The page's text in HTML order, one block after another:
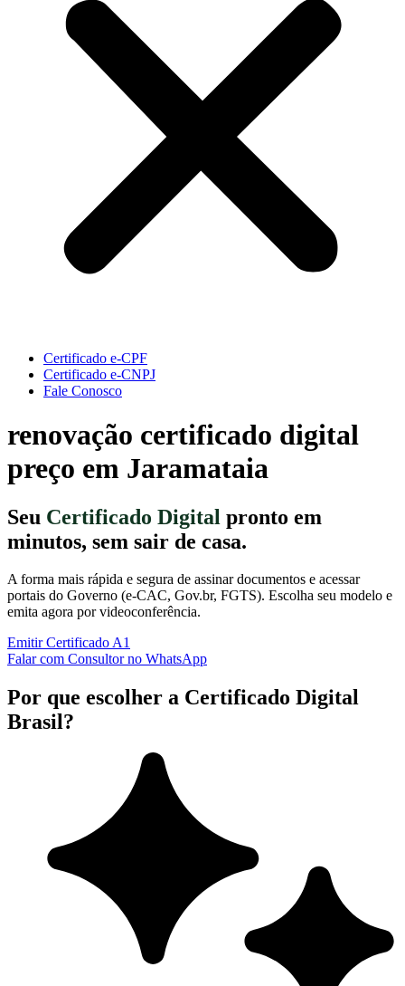
Certificado e-CPF
Certificado e-CNPJ
Fale Conosco
renovação certificado digital
preço em Jaramataia
Seu Certificado Digital pronto em
minutos, sem sair de casa.
A forma mais rápida e segura de assinar documentos e acessar
portais do Governo (e-CAC, Gov.br, FGTS). Escolha seu modelo e
emita agora por videoconferência.
Emitir Certificado A1
Falar com Consultor no WhatsApp
Por que escolher a Certificado Digital
Brasil?